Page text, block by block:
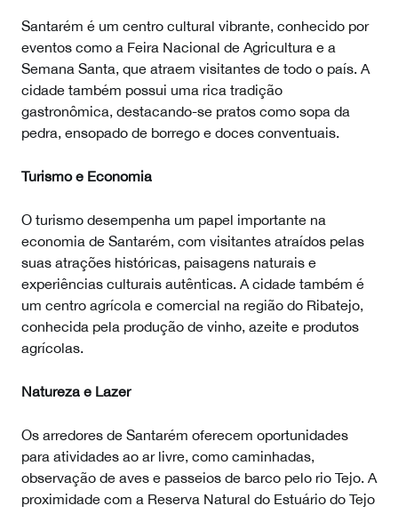
Santarém é um centro cultural vibrante, conhecido por
eventos como a Feira Nacional de Agricultura e a
Semana Santa, que atraem visitantes de todo o país. A
cidade também possui uma rica tradição
gastronômica, destacando-se pratos como sopa da
pedra, ensopado de borrego e doces conventuais.
Turismo e Economia
O turismo desempenha um papel importante na
economia de Santarém, com visitantes atraídos pelas
suas atrações históricas, paisagens naturais e
experiências culturais autênticas. A cidade também é
um centro agrícola e comercial na região do Ribatejo,
conhecida pela produção de vinho, azeite e produtos
agrícolas.
Natureza e Lazer
Os arredores de Santarém oferecem oportunidades
para atividades ao ar livre, como caminhadas,
observação de aves e passeios de barco pelo rio Tejo. A
proximidade com a Reserva Natural do Estuário do Tejo